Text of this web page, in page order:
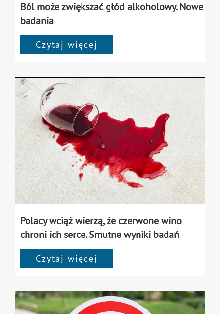
Ból może zwiększać głód alkoholowy. Nowe
badania
Czytaj więcej
Polacy wciąż wierzą, że czerwone wino
chroni ich serce. Smutne wyniki badań
Czytaj więcej